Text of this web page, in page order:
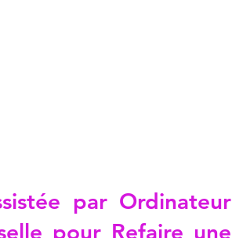
par Ordinateur
pour Refaire une